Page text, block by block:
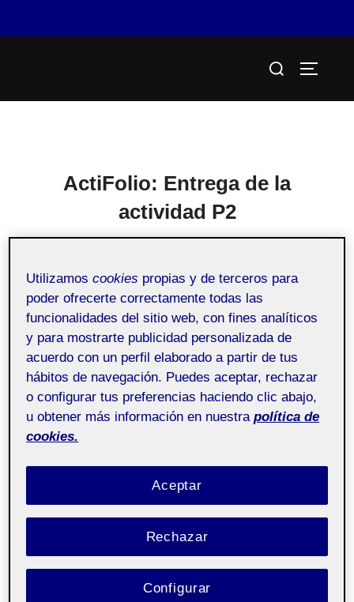
Buscar:
ActiFolio: Entrega de la
actividad P2
Entrega de la actividad P2
La Visionaria. PREPROYECTO
Irene Arroyo Morales
el
noviembre, 2024
2 comentarios
Utilizamoscookies propias y de terceros para
poder ofrecerte correctamente todas las
funcionalidades del sitio web, con fines analíticos
y para mostrarte publicidad personalizada de
acuerdo con un perfil elaborado a partir de tus
hábitos de navegación. Puedes aceptar, rechazar
o configurar tus preferencias haciendo clic abajo,
u obtener más información en nuestra política de
cookies.
Rechazar
Aceptar
Configurar